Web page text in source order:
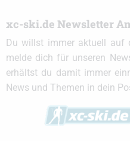
xc-ski.de Newsletter
Du willst immer aktuell auf
melde dich für unseren
erhältst du damit immer
News und Themen in dein